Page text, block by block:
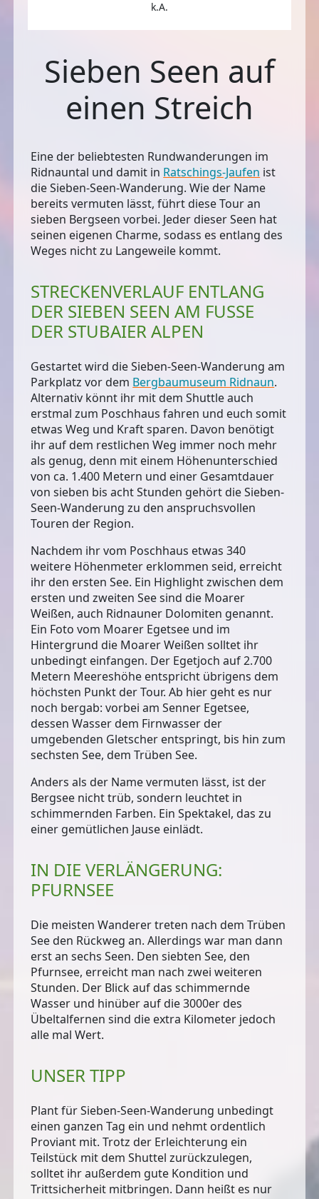
k.A.
Sieben Seen auf
einen Streich
Eine der beliebtesten Rundwanderungen im
Ridnauntal und damit in Ratschings-Jaufen ist
die Sieben-Seen-Wanderung. Wie der Name
bereits vermuten lässt, führt diese Tour an
sieben Bergseen vorbei. Jeder dieser Seen hat
seinen eigenen Charme, sodass es entlang des
Weges nicht zu Langeweile kommt.
STRECKENVERLAUF ENTLANG
DER SIEBEN SEEN AM FUSSE D
ER STUBAIER ALPEN
Gestartet wird die Sieben-Seen-Wanderung am
Parkplatz vor dem Bergbaumuseum Ridnaun.
Alternativ könnt ihr mit dem Shuttle auch
erstmal zum Poschhausfahren und euch somit
etwas Weg und Kraft sparen. Davon benötigt
ihr auf dem restlichen Weg immer noch mehr
als genug, denn mit einem Höhenunterschied
von ca. 1.400 Metern und einer Gesamtdauer
von sieben bis acht Stunden gehört die Sieben-
Seen-Wanderung zu den anspruchsvollen
Touren der Region.
Nachdem ihr vom Poschhaus etwas 340
weitere Höhenmeter erklommen seid, erreicht
ihr den ersten See. Ein Highlight zwischen dem
ersten und zweiten See sind die Moarer
Weißen, auch Ridnauner Dolomiten genannt.
Ein Foto vom Moarer Egetsee und im
Hintergrund die Moarer Weißen solltet ihr
unbedingt einfangen. Der Egetjoch auf 2.700
Metern Meereshöhe entspricht übrigens dem
höchsten Punkt der Tour. Ab hier geht es nur
noch bergab: vorbei am Senner Egetsee,
dessen Wasser dem Firnwasser der
umgebenden Gletscher entspringt, bis hin zum
sechsten See, demTrüben See.
Anders als der Name vermuten lässt, ist der
Bergsee nicht trüb, sondern leuchtet in
schimmernden Farben. Ein Spektakel, das zu
einer gemütlichen Jause einlädt.
IN DIE VERLÄNGERUNG:
PFURNSEE
Die meisten Wanderer treten nach dem Trüben
See den Rückweg an. Allerdings war man dann
erst an sechs Seen. Den siebten See, den
Pfurnsee, erreicht man nach zwei weiteren
Stunden. Der Blick auf das schimmernde
Wasser und hinüber auf die 3000er des
Übeltalfernen sind die extra Kilometer jedoch
alle mal Wert.
UNSER TIPP
Plant für Sieben-Seen-Wanderung unbedingt
einen ganzen Tag ein und nehmt ordentlich
Proviant mit. Trotz der Erleichterung ein
Teilstück mit dem Shuttel zurückzulegen,
solltet ihr außerdem gute Kondition und
Trittsicherheit mitbringen. Dann heißt es nur